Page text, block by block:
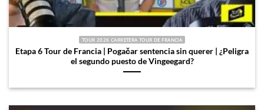
TOUR 2026 CARRETERA TOUR DE FRANCIA
Etapa 6 Tour de Francia | Pogačar sentencia sin querer | ¿Peligra
el segundo puesto de Vingeegard?